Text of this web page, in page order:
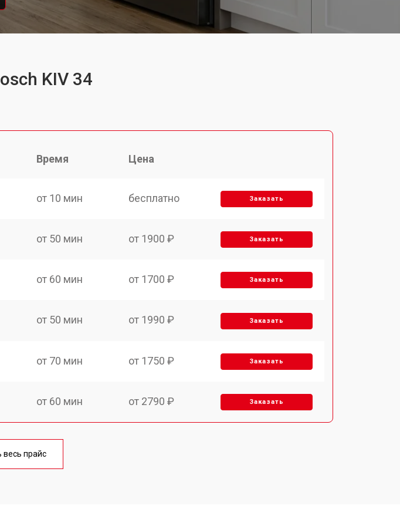
KIV 34
Время Цена
от 10 мин бесплатно Заказать
от 50 мин от 1900 ₽ Заказать
от 60 мин от 1700 ₽ Заказать
от 50 мин от 1990 ₽ Заказать
от 70 мин от 1750 ₽ Заказать
от 60 мин от 2790 ₽ Заказать
от 60 мин
весь прайс